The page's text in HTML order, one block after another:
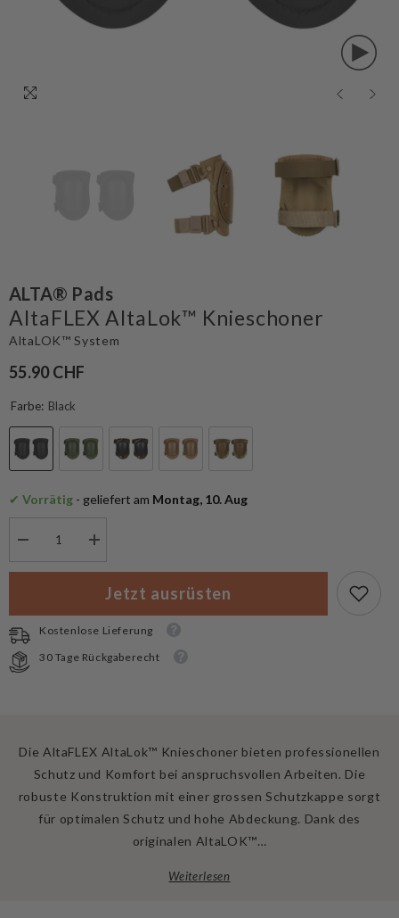
ALTA® Pads
AltaFLEX AltaLok™ Knieschoner
AltaLOK™ System
55.90 CHF
Farbe: Black
✔ Vorrätig - geliefert am Montag, 10. Aug
für
Knieschoner
Menge
für
AltaFLEX
AltaLok™
Knieschoner
Jetzt ausrüsten
Kostenlose Lieferung
30 Tage Rückgaberecht
Die AltaFLEX AltaLok™ Knieschoner bieten professionellen
Schutz und Komfort bei anspruchsvollen Arbeiten. Die
robuste Konstruktion mit einer grossen Schutzkappe sorgt
für optimalen Schutz und hohe Abdeckung. Dank des
originalen AltaLOK™…
Weiterlesen